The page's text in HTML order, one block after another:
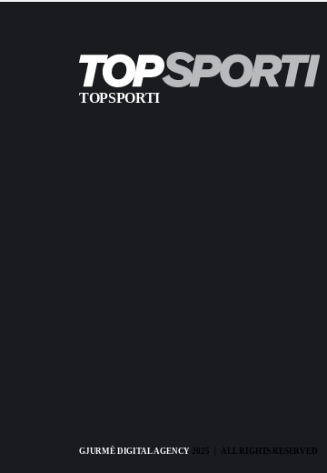
TOPSPORTI
GJURMË DIGITAL AGENCY 2025 | ALL RIGHTS RESERVED